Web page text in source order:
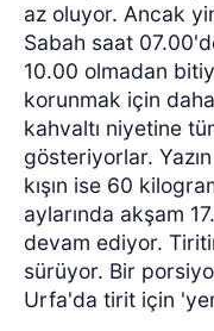
az oluyor. Ancak
Sabah saat
10.00 olmadan
korunmak için
kahvaltı niyetine
gösteriyorlar.
kışın ise 60
aylarında akşam
devam ediyor.
sürüyor. Bir
Urfa'da tirit için